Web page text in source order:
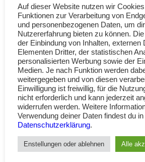
Auf dieser Website nutzen wir
Funktionen zur Verarbeitung von
und personenbezogenen Daten, um
Nutzererfahrung bieten zu können.
der Einbindung von Inhalten, externen
Elementen Dritter, der statistischen
personalisierten Werbung sowie der
Medien. Je nach Funktion werden
weitergegeben und von diesen
Einwilligung ist freiwillig, für die
nicht erforderlich und kann jederzeit
widerrufen werden. Weitere
Verwendung deiner Daten findest du
Datenschutzerklärung.
Enstellungen oder ablehnen Alle